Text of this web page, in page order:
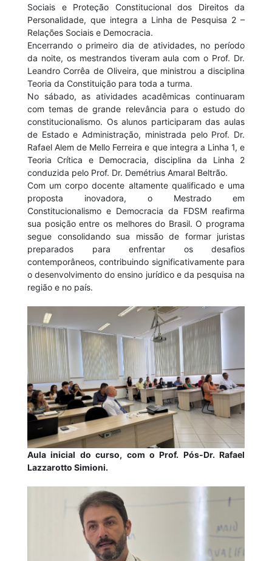
Sociais e Proteção Constitucional dos Direitos da
Personalidade, que integra a Linha de Pesquisa 2 –
Relações Sociais e Democracia.
Encerrando o primeiro dia de atividades, no período
da noite, os mestrandos tiveram aula com o Prof. Dr.
Leandro Corrêa de Oliveira, que ministrou a disciplina
Teoria da Constituição para toda a turma.
No sábado, as atividades acadêmicas continuaram
com temas de grande relevância para o estudo do
constitucionalismo. Os alunos participaram das aulas
de Estado e Administração, ministrada pelo Prof. Dr.
Rafael Alem de Mello Ferreira e que integra a Linha 1, e
Teoria Crítica e Democracia, disciplina da Linha 2
conduzida pelo Prof. Dr. Demétrius Amaral Beltrão.
Com um corpo docente altamente qualificado e uma
proposta inovadora, o Mestrado em
Constitucionalismo e Democracia da FDSM reafirma
sua posição entre os melhores do Brasil. O programa
segue consolidando sua missão de formar juristas
preparados para enfrentar os desafios
contemporâneos, contribuindo significativamente para
o desenvolvimento do ensino jurídico e da pesquisa na
região e no país.
Aula inicial do curso, com o Prof. Pós-Dr. Rafael
Lazzarotto Simioni.